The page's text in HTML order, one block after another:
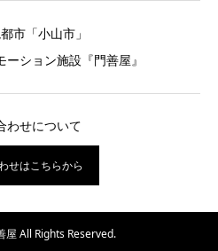
市「小山市」
ション施設『門善屋』
わせについて
せはこちらから
All Rights Reserved.